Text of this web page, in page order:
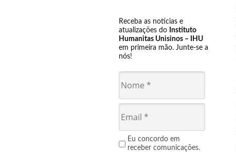
Receba as notícias e
atualizações do Instituto
Humanitas Unisinos – IHU
em primeira mão. Junte-se a
nós!
Eu concordo em
receber comunicações.